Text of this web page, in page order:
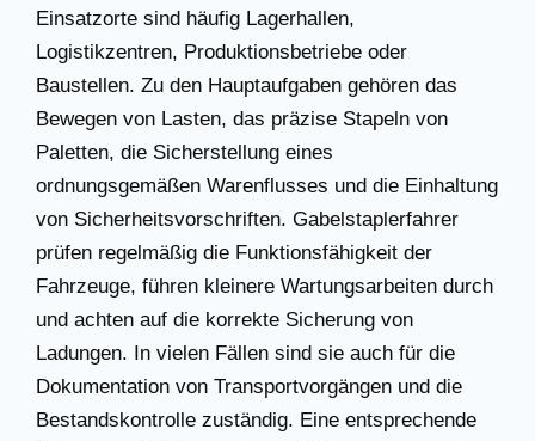
Einsatzorte sind häufig Lagerhallen,
Logistikzentren, Produktionsbetriebe oder
Baustellen. Zu den Hauptaufgaben gehören das
Bewegen von Lasten, das präzise Stapeln von
Paletten, die Sicherstellung eines
ordnungsgemäßen Warenflusses und die Einhaltung
von Sicherheitsvorschriften. Gabelstaplerfahrer
prüfen regelmäßig die Funktionsfähigkeit der
Fahrzeuge, führen kleinere Wartungsarbeiten durch
und achten auf die korrekte Sicherung von
Ladungen. In vielen Fällen sind sie auch für die
Dokumentation von Transportvorgängen und die
Bestandskontrolle zuständig. Eine entsprechende